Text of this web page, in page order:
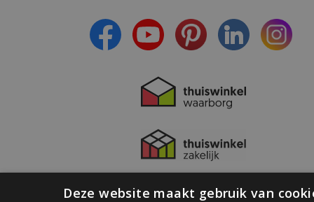
Deze website maakt gebruik van